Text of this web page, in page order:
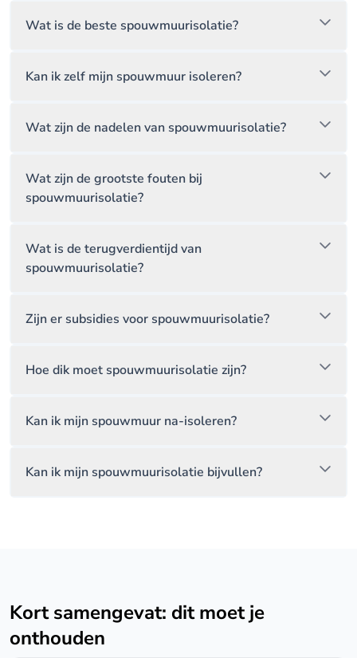
Wat is de beste spouwmuurisolatie?
Kan ik zelf mijn spouwmuur isoleren?
Wat zijn de nadelen van spouwmuurisolatie?
Wat zijn de grootste fouten bij
spouwmuurisolatie?
Wat is de terugverdientijd van
spouwmuurisolatie?
Zijn er subsidies voor spouwmuurisolatie?
Hoe dik moet spouwmuurisolatie zijn?
Kan ik mijn spouwmuur na-isoleren?
Kan ik mijn spouwmuurisolatie bijvullen?
Kort samengevat: dit moet je
onthouden